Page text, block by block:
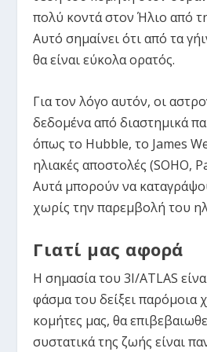
πολύ κοντά στον Ήλιο από
Αυτό σημαίνει ότι από τα
θα είναι εύκολα ορατός.
Για τον λόγο αυτόν, οι
δεδομένα από διαστημικά
όπως το Hubble, το James
ηλιακές αποστολές (SOHO,
Αυτά μπορούν να
χωρίς την παρεμβολή του
Γιατί μας αφορά
Η σημασία του 3I/ATLAS
φάσμα του δείξει παρόμοια
κομήτες μας, θα
συστατικά της ζωής είναι